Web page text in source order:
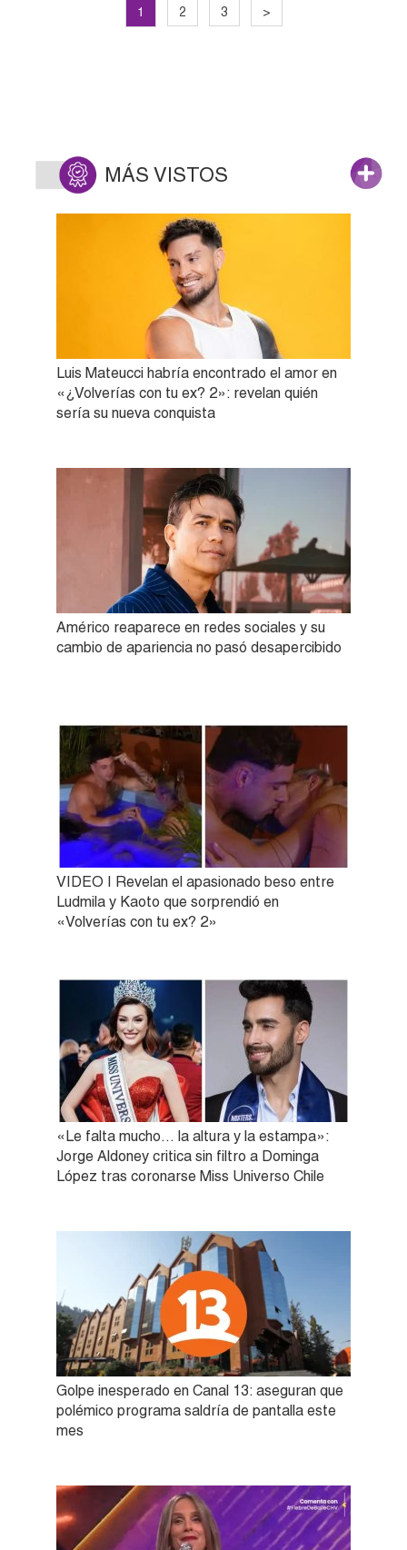
1 2 3 >
MÁS VISTOS
Luis Mateucci habría encontrado el amor en
«¿Volverías con tu ex? 2»: revelan quién
sería su nueva conquista
Américo reaparece en redes sociales y su
cambio de apariencia no pasó desapercibido
VIDEO | Revelan el apasionado beso entre
Ludmila y Kaoto que sorprendió en
«Volverías con tu ex? 2»
«Le falta mucho… la altura y la estampa»:
Jorge Aldoney critica sin filtro a Dominga
López tras coronarse Miss Universo Chile
Golpe inesperado en Canal 13: aseguran que
polémico programa saldría de pantalla este
mes